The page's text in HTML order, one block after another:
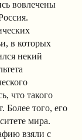
вовлечены
в которых
некий
что такого
Более того, его
мира.
взяли с